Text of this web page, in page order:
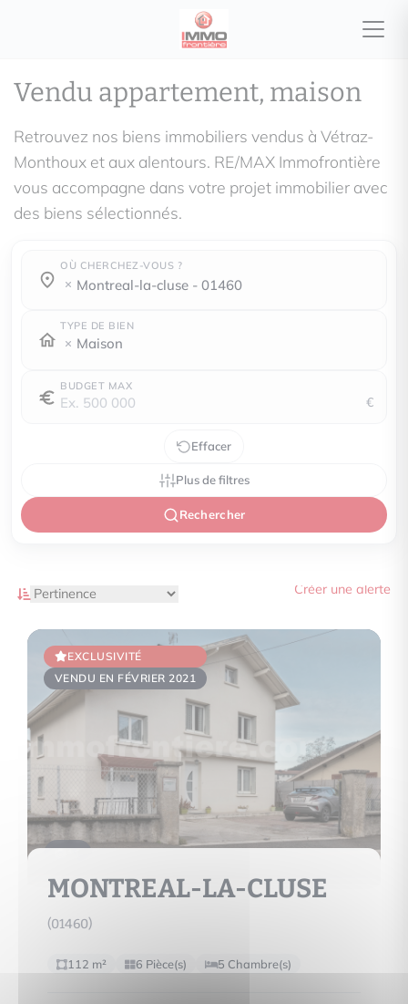
Vendu appartement, maison
Retrouvez nos biens immobiliers vendus à Vétraz-
Monthoux et aux alentours. RE/MAX Immofrontière
vous accompagne dans votre projet immobilier avec
des biens sélectionnés.
OÙ CHERCHEZ-VOUS ?
Où cherchez-vous ?
montreal-la-cluse - 01460
Où cherchez-vous ?
TYPE DE BIEN
Maison
BUDGET MAX
€
Effacer
Plus de filtres
Rechercher
Créer une alerte
EXCLUSIVITÉ
VENDU EN FÉVRIER 2021
MONTREAL-LA-CLUSE
(01460)
112 m² 6 Pièce(s) 5 Chambre(s)